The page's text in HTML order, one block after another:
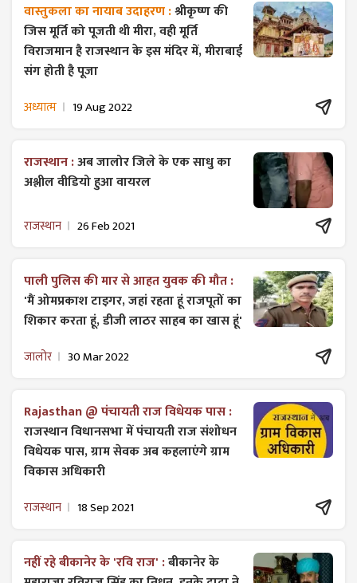
वास्तुकला का नायाब उदाहरण :श्रीकृष्ण की
जिस मूर्ति को पूजती थी मीरा, वही मूर्ति
विराजमान है राजस्थान के इस मंदिर में, मीराबाई
संग होती है पूजा
अध्यात्म 19 Aug 2022
राजस्थान :अब जालोर जिले के एक साधु का
अश्लील वीडियो हुआ वायरल
राजस्थान 26 Feb 2021
पाली पुलिस की मार से आहत युवक की मौत :
'मैं ओमप्रकाश टाइगर, जहां रहता हूं राजपूतों का
शिकार करता हूं, डीजी लाठर साहब का खास हूं'
जालोर 30 Mar 2022
Rajasthan @ पंचायती राज विधेयक पास :
राजस्थान विधानसभा में पंचायती राज ​संशोधन
विधेयक पास, ग्राम सेवक अब कहलाएंगे ग्राम
विकास अधिकारी
राजस्थान 18 Sep 2021
नहीं रहे बीकानेर के 'रवि राज' :बीकानेर के